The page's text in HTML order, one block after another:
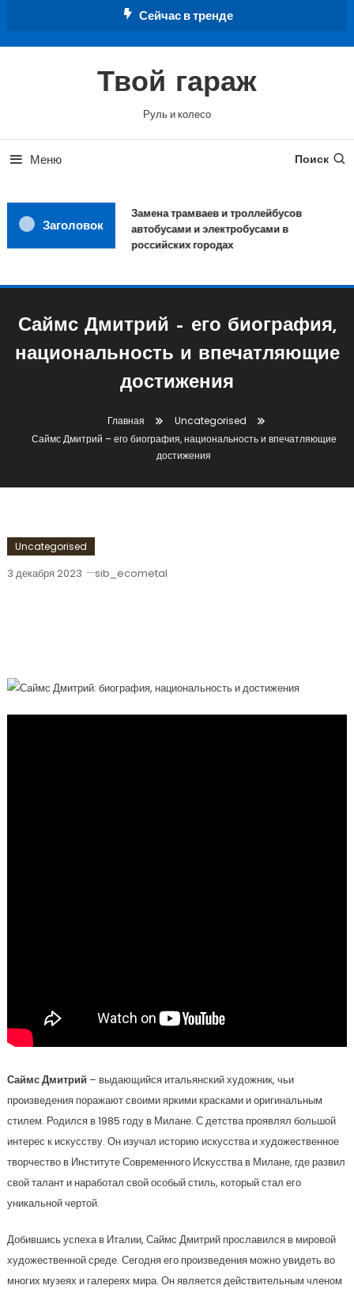
Сейчас в тренде
Твой гараж
Руль и колесо
Меню Поиск
Заголовок
Замена трамваев и троллейбусов
автобусами и электробусами в
российских городах
Саймс Дмитрий – его биография,
национальность и впечатляющие
достижения
Главная
Uncategorised
Саймс Дмитрий – его биография, национальность и впечатляющие
достижения
Uncategorised
3 декабря 2023 sib_ecometal
Саймс Дмитрий – выдающийся итальянский художник, чьи
произведения поражают своими яркими красками и оригинальным
стилем. Родился в 1985 году в Милане. С детства проявлял большой
интерес к искусству. Он изучал историю искусства и художественное
творчество в Институте Современного Искусства в Милане, где развил
свой талант и наработал свой особый стиль, который стал его
уникальной чертой.
Добившись успеха в Италии, Саймс Дмитрий прославился в мировой
художественной среде. Сегодня его произведения можно увидеть во
многих музеях и галереях мира. Он является действительным членом